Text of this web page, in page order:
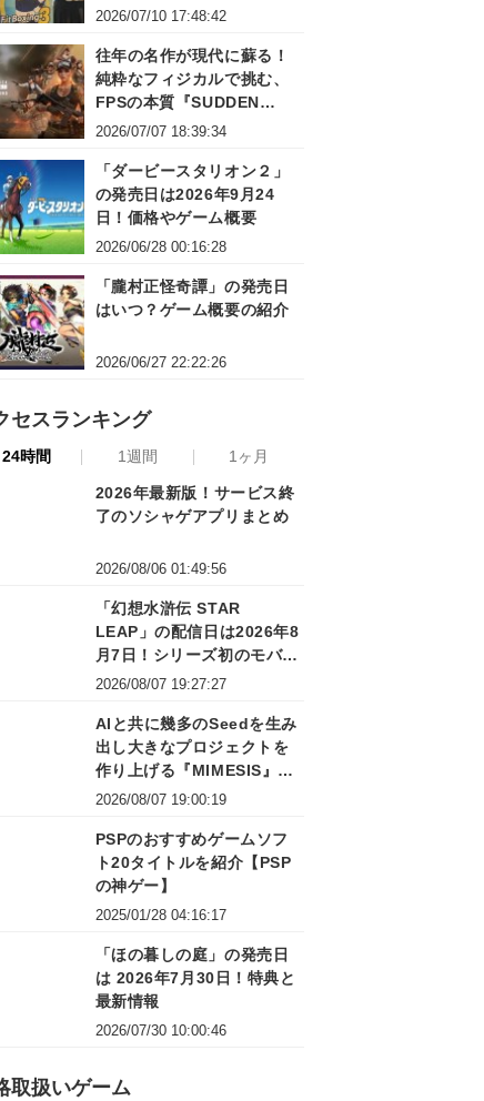
ない『Fit Boxing』シリー
Edition』インタビュー
2026/07/10 17:48:42
往年の名作が現代に蘇る！
純粋なフィジカルで挑む、
FPSの本質『SUDDEN
ATTACK ZERO POINT』体
2026/07/07 18:39:34
「ダービースタリオン２」
の発売日は2026年9月24
日！価格やゲーム概要
2026/06/28 00:16:28
「朧村正怪奇譚」の発売日
はいつ？ゲーム概要の紹介
2026/06/27 22:22:26
セスランキング
24時間 1週間 1ヶ月
2026年最新版！サービス終
了のソシャゲアプリまとめ
2026/08/06 01:49:56
「幻想水滸伝 STAR
LEAP」の配信日は2026年8
月7日！シリーズ初のモバイ
ルゲーム
2026/08/07 19:27:27
AIと共に幾多のSeedを生み
出し大きなプロジェクトを
作り上げる『MIMESIS』開
発秘話トークイベントレポ
2026/08/07 19:00:19
PSPのおすすめゲームソフ
ト20タイトルを紹介【PSP
の神ゲー】
2025/01/28 04:16:17
「ほの暮しの庭」の発売日
は 2026年7月30日！特典と
最新情報
2026/07/30 10:00:46
取扱いゲーム